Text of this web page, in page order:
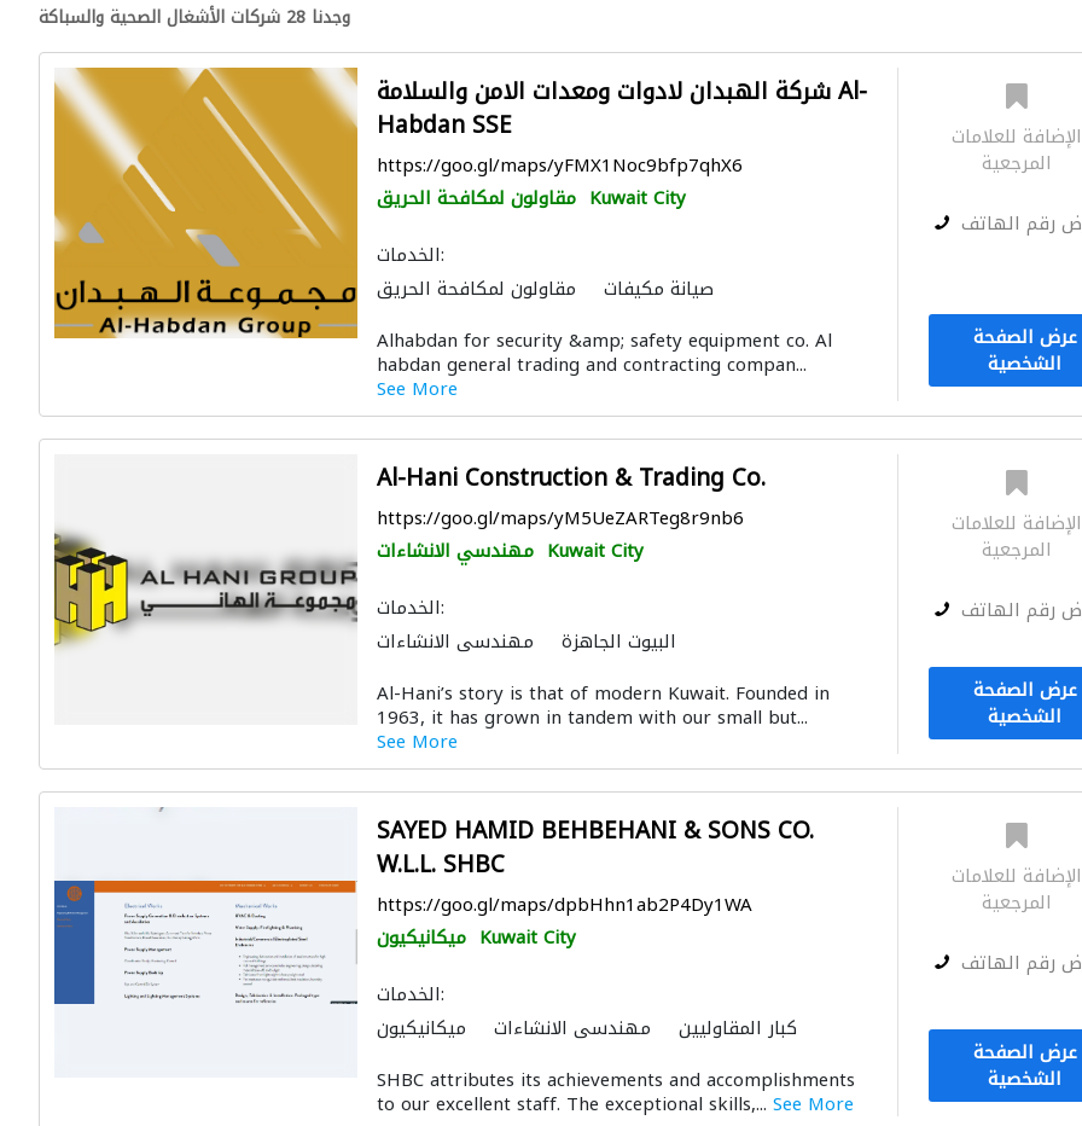
وجدنا 28 شركات الأشغال الصحية والسباكة
شركة الهبدان لادوات ومعدات الامن والسلامة Al-
Habdan SSE
https://goo.gl/maps/yFMX1Noc9bfp7qhX6
مقاولون لمكافحة الحريق Kuwait City
الخدمات:
مقاولون لمكافحة الحريق
صيانة مكيفات
أنظمة أمن
Alhabdan for security &amp; safety equipment co. Al
habdan general trading and contracting compan...
See More
الإضافة للعلامات
المرجعية
رقم الهاتف
عرض الصفحة
الشخصية
Al-Hani Construction & Trading Co.
https://goo.gl/maps/yM5UeZARTeg8r9nb6
مهندسي الانشاءات Kuwait City
الخدمات:
مهندسي الانشاءات
البيوت الجاهزة
موردو مواد البناء ميكانيكيون كبار المقاوليين
Al-Hani’s story is that of modern Kuwait. Founded in
1963, it has grown in tandem with our small but...
See More
الإضافة للعلامات
المرجعية
رقم الهاتف
عرض الصفحة
الشخصية
SAYED HAMID BEHBEHANI & SONS CO.
W.L.L. SHBC
https://goo.gl/maps/dpbHhn1ab2P4Dy1WA
ميكانيكيون Kuwait City
الخدمات:
ميكانيكيون
مهندسي الانشاءات كبار المقاوليين
الصيانة الكهربائية دراسة الجدوى الاقتصادية
ادارة مشروع مقاولون لمكافحة الحريق
SHBC attributes its achievements and accomplishments
to our excellent staff. The exceptional skills,... See More
الإضافة للعلامات
المرجعية
رقم الهاتف
عرض الصفحة
الشخصية